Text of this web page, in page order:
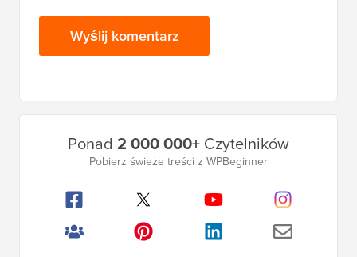
Ponad 2 000 000+ Czytelników
Pobierz świeże treści z WPBeginner